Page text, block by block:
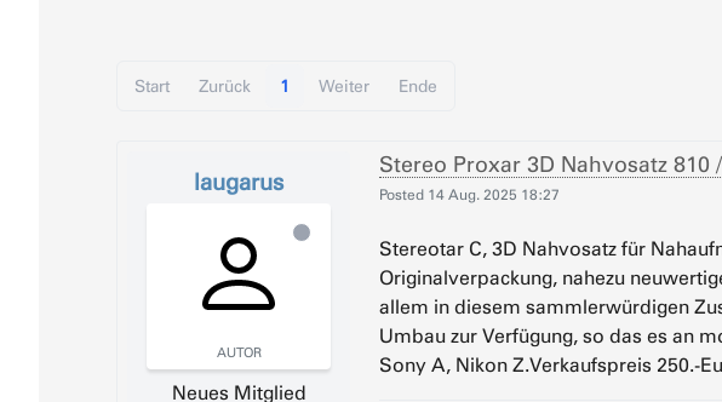
Start Zurück 1 Weiter Ende
laugarus
AUTOR
Neues Mitglied
Stereo Proxar 3D Nahvosatz
Posted 14 Aug. 2025 18:27
Stereotar C, 3D Nahvosatz für
Originalverpackung, nahezu
allem in diesem sammlerwürdigen
Umbau zur Verfügung, so das es an
Sony A, Nikon Z.Verkaufspreis 250.-